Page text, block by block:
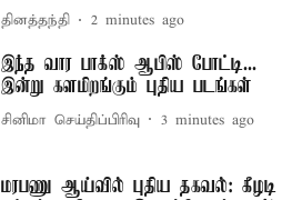
தினத்தந்தி 2 minutes ago
இந்த வார பாக்ஸ் ஆபிஸ் போட்டி...
இன்று களமிறங்கும் புதிய படங்கள்
சினிமா செய்திப்பிரிவு 3 minutes ago
மரபணு ஆய்வில் புதிய தகவல்: கீழடி